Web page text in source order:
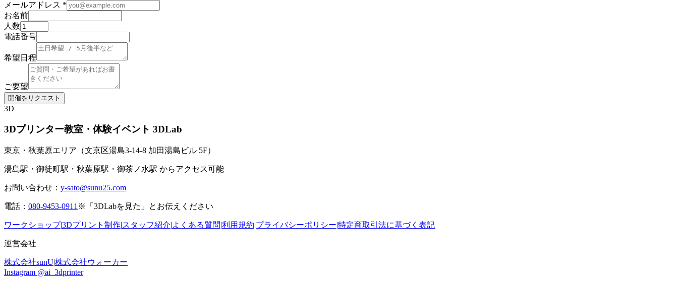
メールアドレス *
お名前
人数
電話番号
希望日程
ご要望
開催をリクエスト
3D
3Dプリンター教室・体験イベント 3DLab
東京・秋葉原エリア（文京区湯島3-14-8 加田湯島ビル 5F）
湯島駅・御徒町駅・秋葉原駅・御茶ノ水駅 からアクセス可能
お問い合わせ： y-sato@sunu25.com
電話： 080-9453-0911 ※「3DLabを見た」とお伝えください
ワークショップ|3Dプリント制作|スタッフ紹介|よくある質問|利用規約|プライバシーポリシー|特定商取引法に基づく表記
運営会社
株式会社sunU|株式会社ウォーカー
Instagram @ai_3dprinter